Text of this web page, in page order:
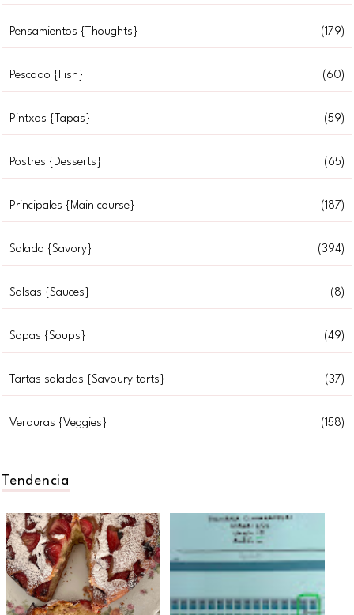
Pensamientos {Thoughts} (179)
Pescado {Fish} (60)
Pintxos {Tapas} (59)
Postres {Desserts} (65)
Principales {Main course} (187)
Salado {Savory} (394)
Salsas {Sauces} (8)
Sopas {Soups} (49)
Tartas saladas {Savoury tarts} (37)
Verduras {Veggies} (158)
Tendencia